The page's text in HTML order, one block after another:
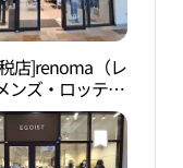
店]renoma（レ
ンズ・ロッテプ
アウトレットパ
州）店(레노마
리미엄아울렛